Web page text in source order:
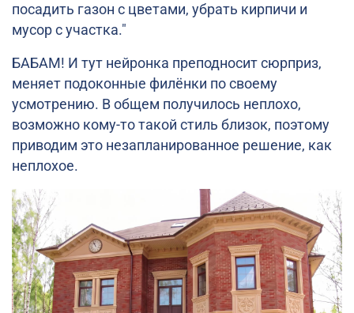
посадить газон с цветами, убрать кирпичи и
мусор с участка."
БАБАМ! И тут нейронка преподносит сюрприз,
меняет подоконные филёнки по своему
усмотрению. В общем получилось неплохо,
возможно кому-то такой стиль близок, поэтому
приводим это незапланированное решение, как
неплохое.